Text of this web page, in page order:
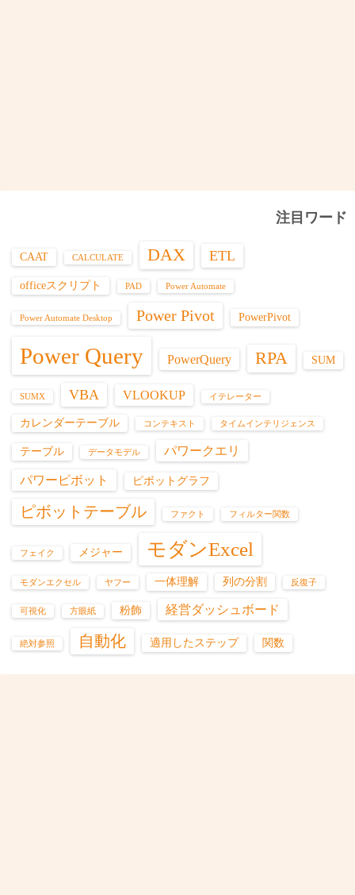
注目ワード
CAAT CALCULATE DAX ETL
officeスクリプト PAD Power Automate
Power Automate Desktop Power Pivot PowerPivot
Power Query PowerQuery RPA SUM
SUMX VBA VLOOKUP イテレーター
カレンダーテーブル コンテキスト タイムインテリジェンス
テーブル データモデル
パワークエリ
パワーピボット
ピボットグラフ
ピボットテーブル ファクト フィルター関数
フェイク メジャー モダンExcel
モダンエクセル ヤフー 一体理解 列の分割 反復子
可視化 方眼紙 粉飾 経営ダッシュボード
絶対参照 自動化 適用したステップ 関数